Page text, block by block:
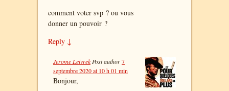
comment voter svp ? ou vous
donner un pouvoir ?
Reply ↓
Jerome Leivrek Post author7
septembre 2020 at 10 h 01 min
Bonjour,